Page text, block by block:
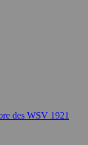
des WSV 1921